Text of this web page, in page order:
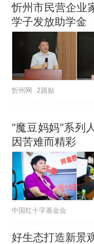
忻州市民营企业
学子发放助学金
忻州网 2跟贴
“魔豆妈妈”系列
因苦难而精彩
中国红十字基金会
好生态打造新景